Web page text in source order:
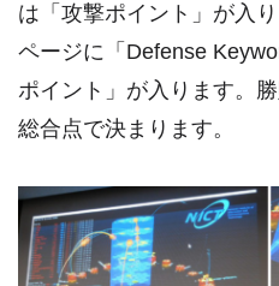
は「攻撃ポイント」が入
ページに「Defense
ポイント」が入ります。
総合点で決まります。